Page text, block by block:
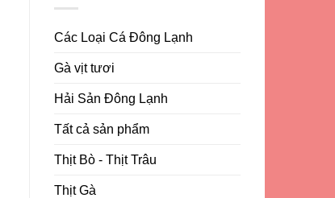
Các Loại Cá Đông Lạnh
Gà vịt tươi
Hải Sản Đông Lạnh
Tất cả sản phẩm
Thịt Bò - Thịt Trâu
Thịt Gà